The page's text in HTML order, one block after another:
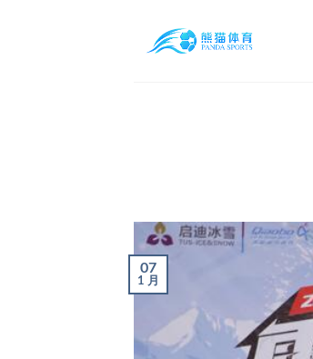
07
1 月